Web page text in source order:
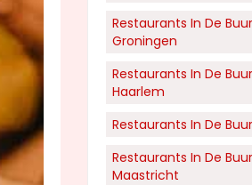
Restaurants In De
Groningen
Restaurants In De
Haarlem
Restaurants In De
Restaurants In De
Maastricht